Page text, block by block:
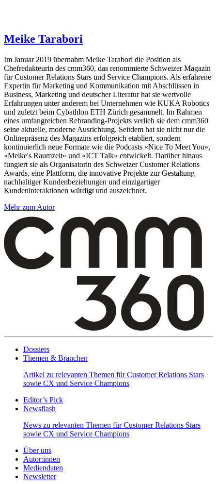
Meike Tarabori
Im Januar 2019 übernahm Meike Tarabori die Position als
Chefredakteurin des cmm360, das renommierte Schweizer Magazin
für Customer Relations Stars und Service Champions. Als erfahrene
Expertin für Marketing und Kommunikation mit Abschlüssen in
Business, Marketing und deutscher Literatur hat sie wertvolle
Erfahrungen unter anderem bei Unternehmen wie KUKA Robotics
und zuletzt beim Cybathlon ETH Zürich gesammelt. Im Rahmen
eines umfangreichen Rebranding-Projekts verlieh sie dem cmm360
seine aktuelle, moderne Ausrichtung. Seitdem hat sie nicht nur die
Onlinepräsenz des Magazins erfolgreich etabliert, sondern
kontinuierlich neue Formate wie die Podcasts «Nice To Meet You»,
«Meike's Raumzeit» und «ICT Talk» entwickelt. Darüber hinaus
fungiert sie als Organisatorin des Schweizer Customer Relations
Awards, eine Plattform, die innovative Projekte zur Gestaltung
nachhaltiger Kundenbeziehungen und einzigartiger
Kundeninteraktionen würdigt und auszeichnet.
Mehr zum Autor
Dossiers
Themen & Branchen
Artikel zu relevanten Themen für Customer Relations Stars
sowie CX und Service Champions
Editor’s Pick
Newsflash
News zu relevanten Themen für Customer Relations Stars
sowie CX und Service Champions
Über uns
Autor:innen
Mediendaten
Newsletter